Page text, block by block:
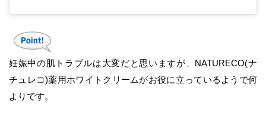
妊娠中の肌トラブルは大変だと思いますが、NATURECO(ナ
チュレコ)薬用ホワイトクリームがお役に立っているようで何
よりです。